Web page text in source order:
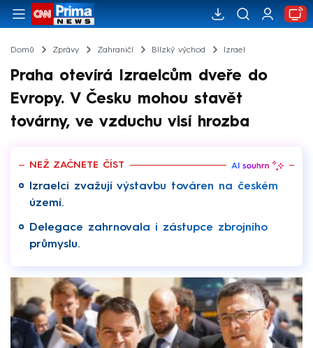
Domů Zprávy Zahraničí Blízký východ Izrael
Praha otevírá Izraelcům dveře do
Evropy. V Česku mohou stavět
továrny, ve vzduchu visí hrozba
NEŽ ZAČNETE ČÍST
Izraelci zvažují výstavbu továren na českém
území.
Delegace zahrnovala i zástupce zbrojního
průmyslu.